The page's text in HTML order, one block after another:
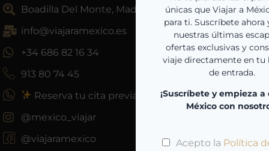
Boadilla Del Monte, Madrid, España
info@viajaramexico.es
+34 686 82 16 34
913 80 74 45
Reserva tu cita previa
@mexico_viajar
@viajaramexico